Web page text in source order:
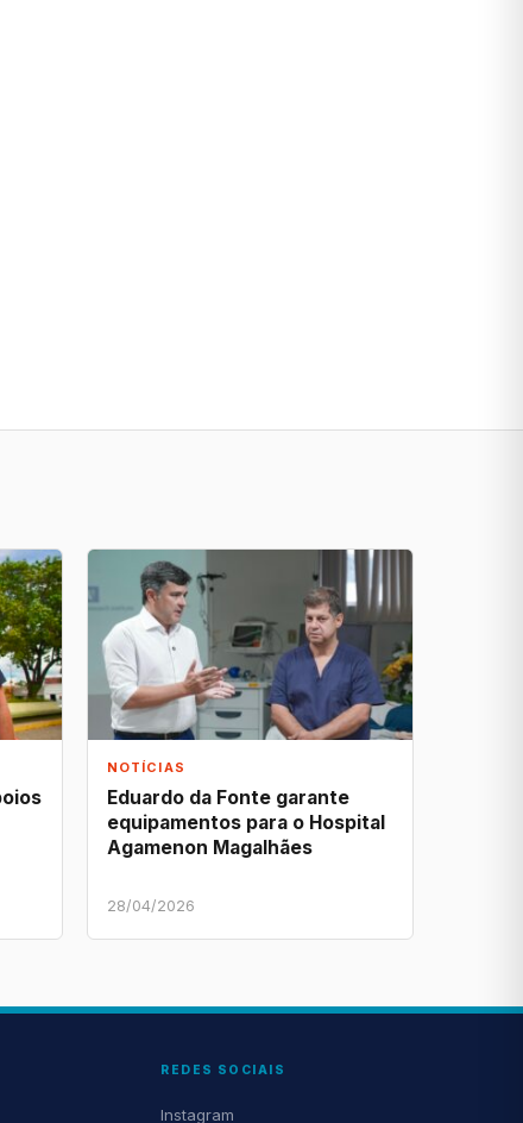
NOTÍCIAS
Eduardo da Fonte garante
equipamentos para o Hospital
Agamenon Magalhães
28/04/2026
REDES SOCIAIS
Instagram